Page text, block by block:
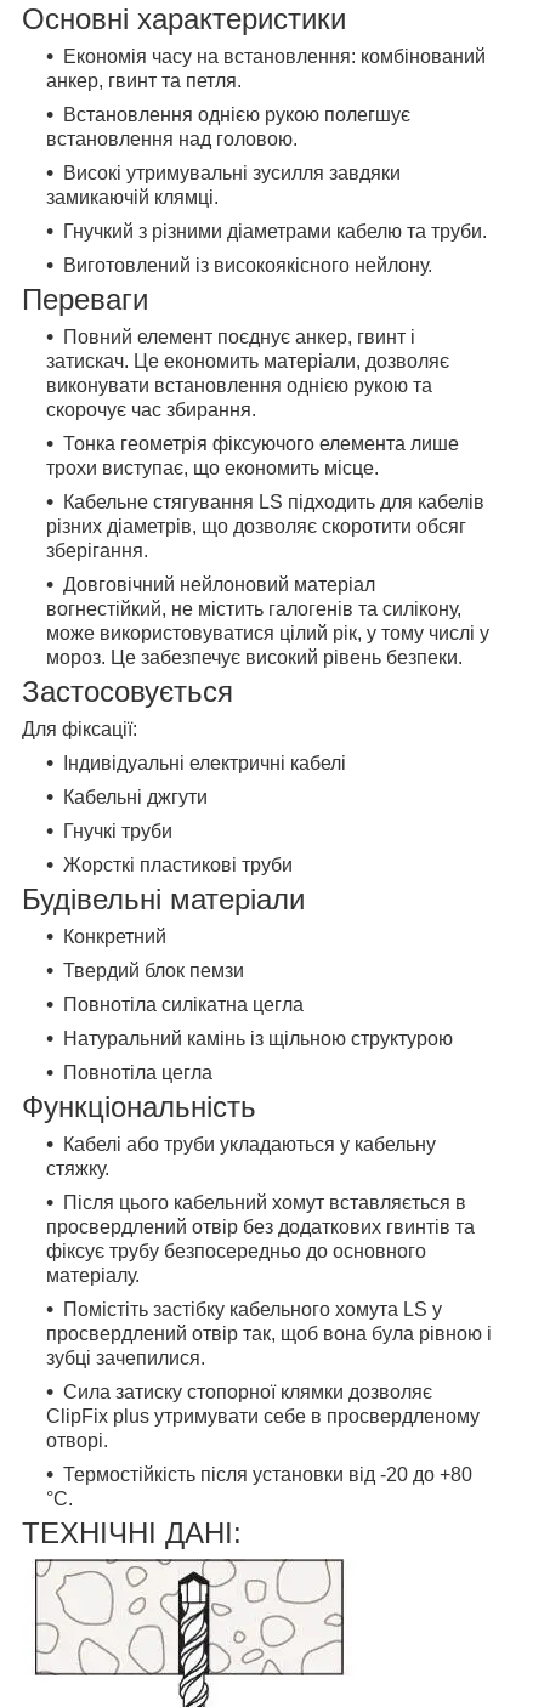
Основні характеристики
Економія часу на встановлення: комбінований
анкер, гвинт та петля.
Встановлення однією рукою полегшує
встановлення над головою.
Високі утримувальні зусилля завдяки
замикаючій клямці.
Гнучкий з різними діаметрами кабелю та труби.
Виготовлений із високоякісного нейлону.
Переваги
Повний елемент поєднує анкер, гвинт і
затискач. Це економить матеріали, дозволяє
виконувати встановлення однією рукою та
скорочує час збирання.
Тонка геометрія фіксуючого елемента лише
трохи виступає, що економить місце.
Кабельне стягування LS підходить для кабелів
різних діаметрів, що дозволяє скоротити обсяг
зберігання.
Довговічний нейлоновий матеріал
вогнестійкий, не містить галогенів та силікону,
може використовуватися цілий рік, у тому числі у
мороз. Це забезпечує високий рівень безпеки.
Застосовується
Для фіксації:
Індивідуальні електричні кабелі
Кабельні джгути
Гнучкі труби
Жорсткі пластикові труби
Будівельні матеріали
Конкретний
Твердий блок пемзи
Повнотіла силікатна цегла
Натуральний камінь із щільною структурою
Повнотіла цегла
Функціональність
Кабелі або труби укладаються у кабельну
стяжку.
Після цього кабельний хомут вставляється в
просвердлений отвір без додаткових гвинтів та
фіксує трубу безпосередньо до основного
матеріалу.
Помістіть застібку кабельного хомута LS у
просвердлений отвір так, щоб вона була рівною і
зубці зачепилися.
Сила затиску стопорної клямки дозволяє
ClipFix plus утримувати себе в просвердленому
отворі.
Термостійкість після установки від -20 до +80
°C.
ТЕХНІЧНІ ДАНІ: